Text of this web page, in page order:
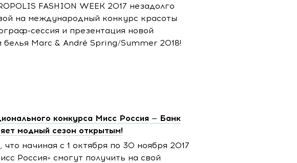
FASHION WEEK 2017 незадолго
на международный конкурс красоты
сессия и презентация новой
белья Marc & André Spring/Summer 2018!
конкурса Мисс Россия — Банк
модный сезон открытым!
начиная с 1 октября по 30 ноября 2017
Россия» смогут получить на свой